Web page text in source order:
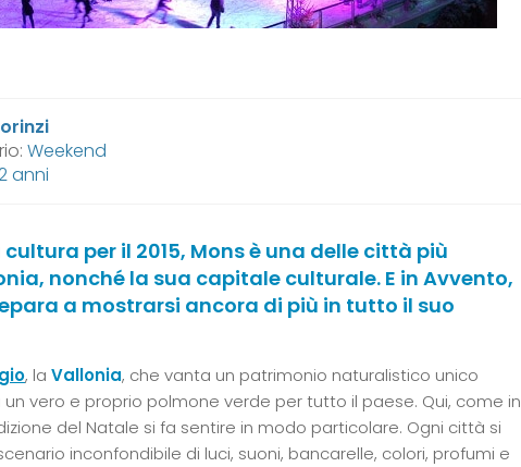
Weekend
anni
per il 2015, Mons è una delle città più
nonché la sua capitale culturale. E in Avvento,
a mostrarsi ancora di più in tutto il suo
, la Vallonia, che vanta un patrimonio naturalistico unico
vero e proprio polmone verde per tutto il paese. Qui, come in
del Natale si fa sentire in modo particolare. Ogni città si
inconfondibile di luci, suoni, bancarelle, colori, profumi e